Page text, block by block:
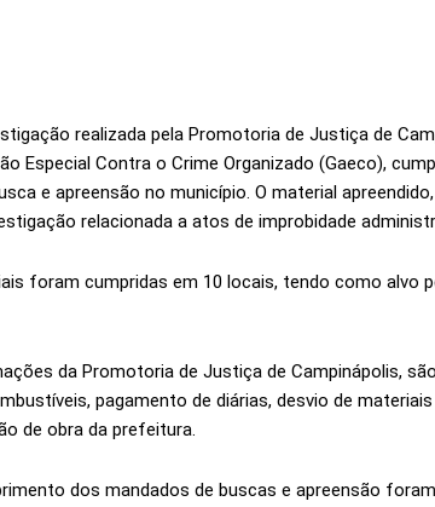
realizada pela Promotoria de Justiça de
Especial Contra o Crime Organizado (Gaeco),
e apreensão no município. O material
relacionada a atos de improbidade
foram cumpridas em 10 locais, tendo como alvo
da Promotoria de Justiça de Campinápolis,
pagamento de diárias, desvio de
de obra da prefeitura.
dos mandados de buscas e apreensão